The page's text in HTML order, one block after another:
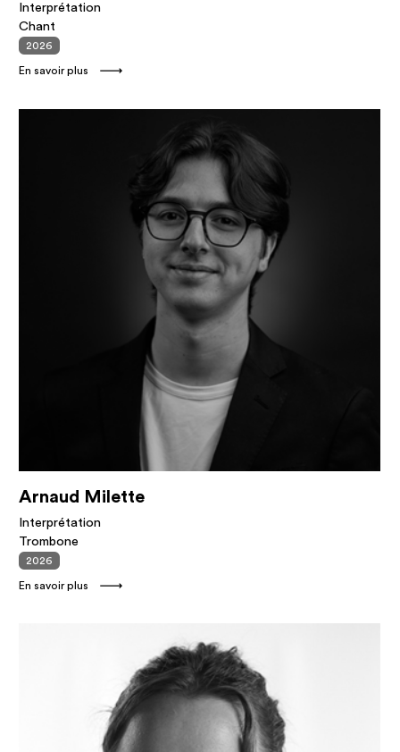
Interprétation
Chant
2026
En savoir plus
Arnaud Milette
Interprétation
Trombone
2026
En savoir plus